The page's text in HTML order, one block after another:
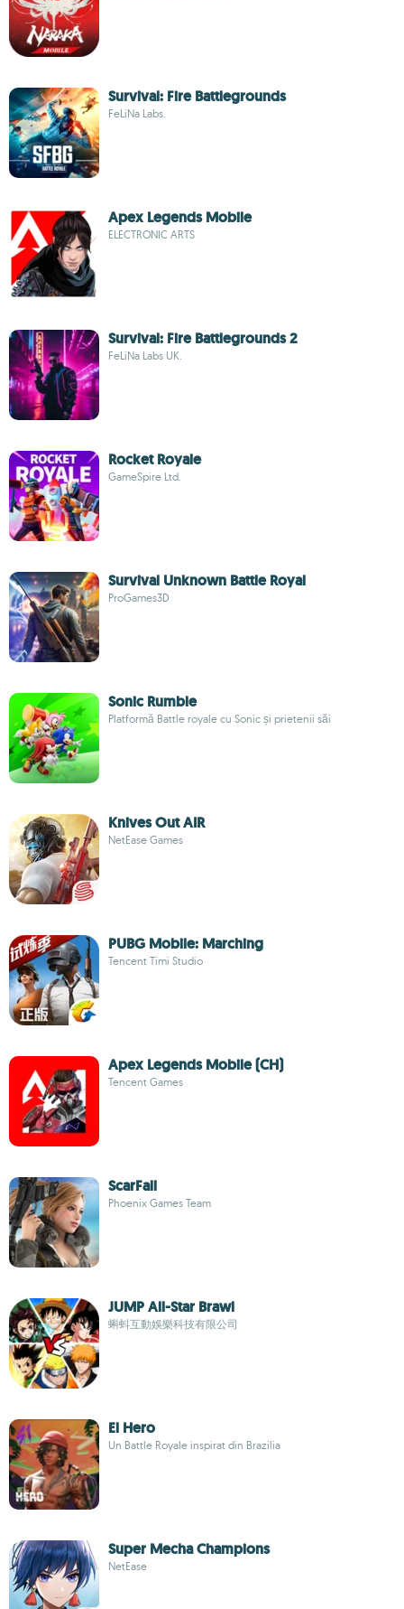
Survival: Fire Battlegrounds
FeLiNa Labs.
Apex Legends Mobile
ELECTRONIC ARTS
Survival: Fire Battlegrounds 2
FeLiNa Labs UK.
Rocket Royale
GameSpire Ltd.
Survival Unknown Battle Royal
ProGames3D
Sonic Rumble
Platformă Battle royale cu Sonic și prietenii săi
Knives Out AIR
NetEase Games
PUBG Mobile: Marching
Tencent Timi Studio
Apex Legends Mobile (CH)
Tencent Games
ScarFall
Phoenix Games Team
JUMP All-Star Brawl
蝌蚪互動娛樂科技有限公司
El Hero
Un Battle Royale inspirat din Brazilia
Super Mecha Champions
NetEase